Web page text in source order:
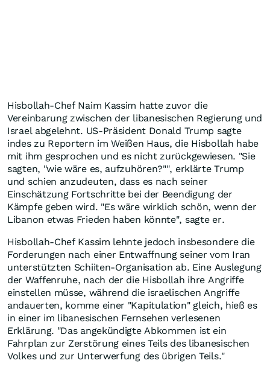
Hisbollah-Chef Naim Kassim hatte zuvor die
Vereinbarung zwischen der libanesischen Regierung und
Israel abgelehnt. US-Präsident Donald Trump sagte
indes zu Reportern im Weißen Haus, die Hisbollah habe
mit ihm gesprochen und es nicht zurückgewiesen. "Sie
sagten, "wie wäre es, aufzuhören?"", erklärte Trump
und schien anzudeuten, dass es nach seiner
Einschätzung Fortschritte bei der Beendigung der
Kämpfe geben wird. "Es wäre wirklich schön, wenn der
Libanon etwas Frieden haben könnte", sagte er.
Hisbollah-Chef Kassim lehnte jedoch insbesondere die
Forderungen nach einer Entwaffnung seiner vom Iran
unterstützten Schiiten-Organisation ab. Eine Auslegung
der Waffenruhe, nach der die Hisbollah ihre Angriffe
einstellen müsse, während die israelischen Angriffe
andauerten, komme einer "Kapitulation" gleich, hieß es
in einer im libanesischen Fernsehen verlesenen
Erklärung. "Das angekündigte Abkommen ist ein
Fahrplan zur Zerstörung eines Teils des libanesischen
Volkes und zur Unterwerfung des übrigen Teils."